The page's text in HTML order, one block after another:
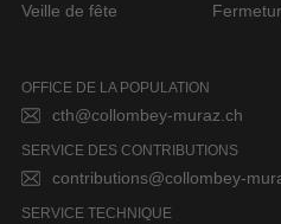
Veille de fête
OFFICE DE LA POPULATION
cth@collombey-muraz.ch
SERVICE DES CONTRIBUTIONS
contributions@collombey-
SERVICE TECHNIQUE